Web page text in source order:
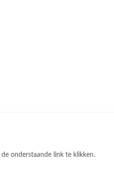
onderstaande link te klikken.